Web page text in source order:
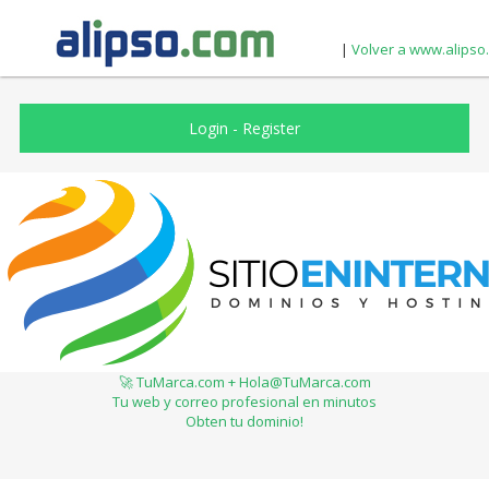
| Volver a
Login - Register
🚀 TuMarca.com + Hola@TuMarca.com
Tu web y correo profesional en minutos
Obten tu dominio!